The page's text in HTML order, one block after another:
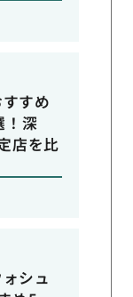
すめ
！深
店を比
シュ